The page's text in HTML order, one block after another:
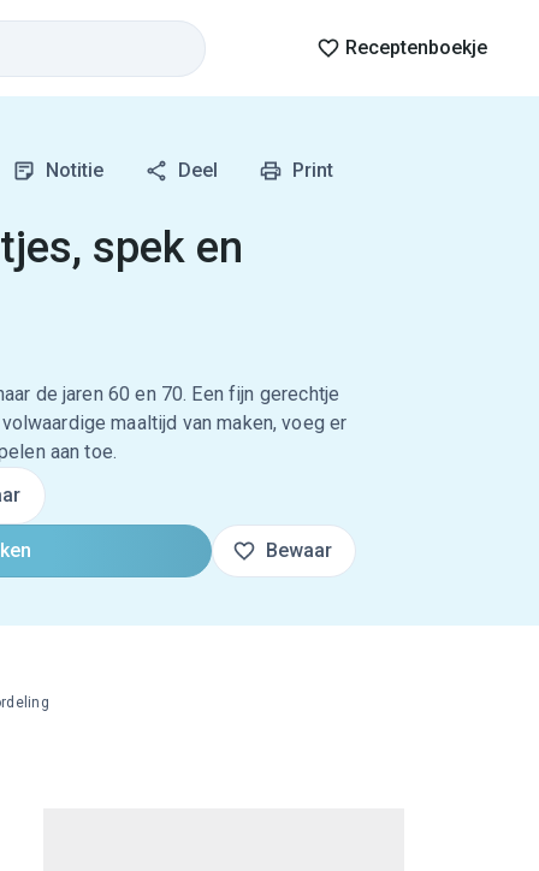
Receptenboekje
Notitie Deel Print
spek en
de jaren 60 en 70. Een fijn gerechtje
maaltijd van maken, voeg er
aan toe.
Bewaar